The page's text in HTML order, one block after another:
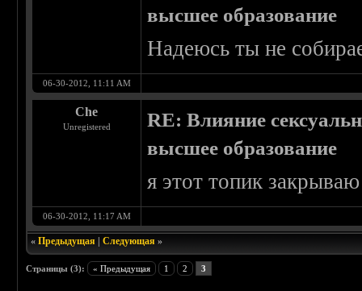
высшее образование
Надеюсь ты не
06-30-2012, 11:11 AM
Che
Unregistered
RE: Влияние
высшее образование
я этот топик
06-30-2012, 11:17 AM
«Предыдущая |Следующая »
Страницы (3): « Предыдущая 1 2 3